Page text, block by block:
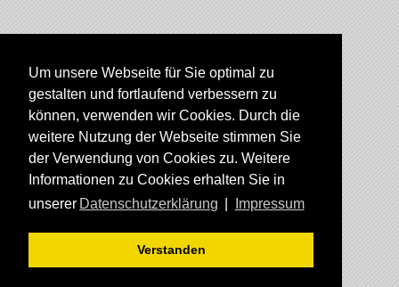
Um unsere Webseite für Sie optimal zu
gestalten und fortlaufend verbessern zu
können, verwenden wir Cookies. Durch die
weitere Nutzung der Webseite stimmen Sie
der Verwendung von Cookies zu. Weitere
Informationen zu Cookies erhalten Sie in
unserer Datenschutzerklärung Impressum
Verstanden